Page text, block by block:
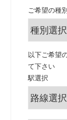
ご希望の種
以下ご希望
て下さい
駅選択